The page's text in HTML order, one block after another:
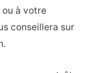
ou à votre
conseillera sur